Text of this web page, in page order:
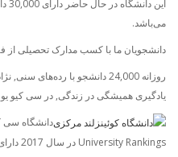
می‌باشد.
دانشجویان ما با کسب مدارک تحصیلی
روزانه 24,000 دانشجو با
یادگیری همیشگی در زندگی, در سی کیو